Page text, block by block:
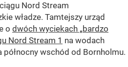
Nord Stream
władze. Tamtejszy urząd
o dwóch wyciekach „bardzo
Nord Stream 1 na wodach
wschód od Bornholmu.